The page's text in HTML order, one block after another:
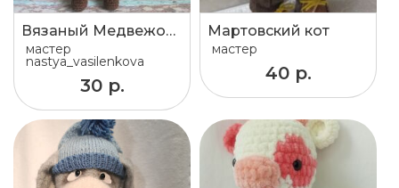
Вязаный Медвежонок
мастер
nastya_vasilenkova
30 р.
Мартовский кот
мастер
40 р.